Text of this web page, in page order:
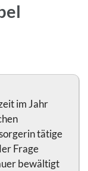
im Jahr
tätige
Frage
bewältigt